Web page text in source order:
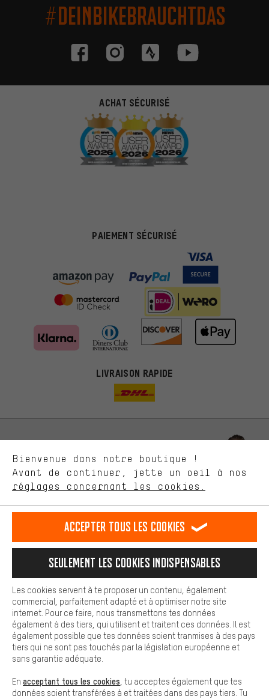
#DEINBIKEBRAUCHTDAS
ACHAT SÉCURISÉ
PAIEMENT SÉCURISÉ
LIVRAISON RAPIDE
Laisse-toi conseiller
Rappel Programmé
Notre politique en matière de protection de la vie privée
français
FR english
EN Deutsch
DE español
ES
RÉSILIER LE CONTRAT Communauté d'Aix-la-Chapelle
Programme d'affiliation Mentions Légales Protection des données
Reprise des batteries Corepile Paramètres de cookies
Bienvenue dans notre boutique !
Avant de continuer, jette un oeil à nos
réglages concernant les cookies.
Des offres plus adaptées
pertinentes. Les cookies de marketing nous aident à identifier tes
intérêts et à te présenter des offres et des conseils sur mesure.
ça nous intéresse. Avec les cookies 'performance', tu peux nous
nous proposons grâce à ton comportement d'achat.
Plus de confort
est plus confortable. Avec les cookies de confort, nous
Nous pouvons ainsi mettre à ta disposition d'autres contenus et
informations utiles. De plus, tu as la possibilité d'utiliser des
facilement les bons produits. Par exemple, nous proposons une
facilement aux questions.
Cookies de base
Les cookies de base garantissent que tu puisses utiliser les
fonctions de notre site web.
Accepter tous les cookies
Seulement les cookies indispensables
Les cookies servent à te proposer un contenu, également
commercial, parfaitement adapté et à optimiser notre site
internet. Pour ce faire, nous transmettons tes données
également à des tiers, qui utilisent et traitent ces données. Il est
également possible que tes données soient tranmises à des pays
tiers qui ne sont pas touchés par la législation européenne et
sans garantie adéquate.
En acceptant tous les cookies , tu acceptes également que tes
données soient transférées à et traitées dans des pays tiers. Tu